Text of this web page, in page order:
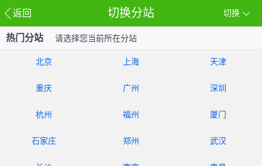
返回 切换
切换分站
热门分站 请选择您当前所在分站
北京 上海 天津
重庆 广州 深圳
杭州 福州 厦门
石家庄 郑州 武汉